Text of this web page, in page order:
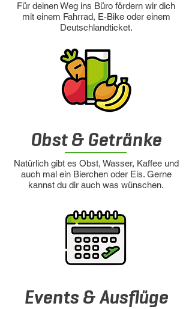
Für deinen Weg ins Büro fördern wir dich
mit einem Fahrrad, E-Bike oder einem
Deutschlandticket.
Obst & Getränke
Natürlich gibt es Obst, Wasser, Kaffee und
auch mal ein Bierchen oder Eis. Gerne
kannst du dir auch was wünschen.
Events & Ausflüge